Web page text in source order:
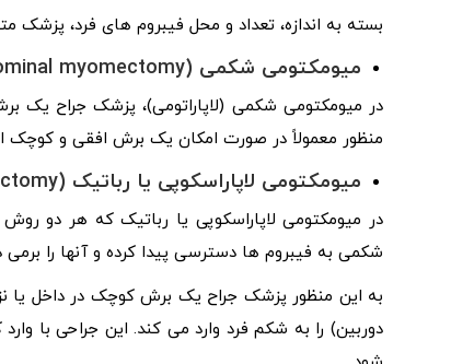
بسته به اندازه، تعداد و محل فیبروم‌ های فرد،
میومکتومی شکمی (Abdominal myomectomy)
در میومکتومی شکمی (لاپاراتومی)، پزشک جراح یک
منظور معمولاً در صورت امکان یک برش افقی و کوچک
میومکتومی لاپاراسکوپی یا رباتیک (Laparoscopic or robotic myomectomy)
در میومکتومی لاپاراسکوپی یا رباتیک که هر دو روش
شکمی به فیبروم ها دسترسی پیدا کرده و آنها را برمی
به این منظور پزشک جراح یک برش کوچک در داخل یا
دوربین) را به شکم فرد وارد می کند. این جراحی با